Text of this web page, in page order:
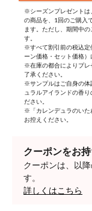
※シーズンプレゼントは
の商品を、1回のご購入
ます。ただし、期間中
す。
※すべて割引前の税込定
ーン価格・セット価格）
※在庫の都合によりプレ
了承ください。
※サンプルはご自身の体
ュラルアイランドの香
ださい。
※「カレンデュラのいた
お控えください。
クーポンをお
クーポンは、以
す。
詳しくはこちら